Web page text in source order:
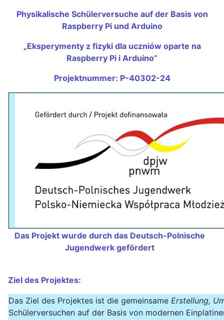
Physikalische Schülerversuche auf der Basis von
Raspberry Pi und Arduino
„Eksperymenty z fizyki dla uczniów oparte na
Raspberry Pi i Arduino”
Projektnummer: P-40302-24
Das Projekt wurde durch das Deutsch-Polnische
Jugendwerk gefördert
Ziel des Projektes:
Das Ziel des Projektes ist die gemeinsame Erstellung,
Schülerversuchen auf der Basis von modernen